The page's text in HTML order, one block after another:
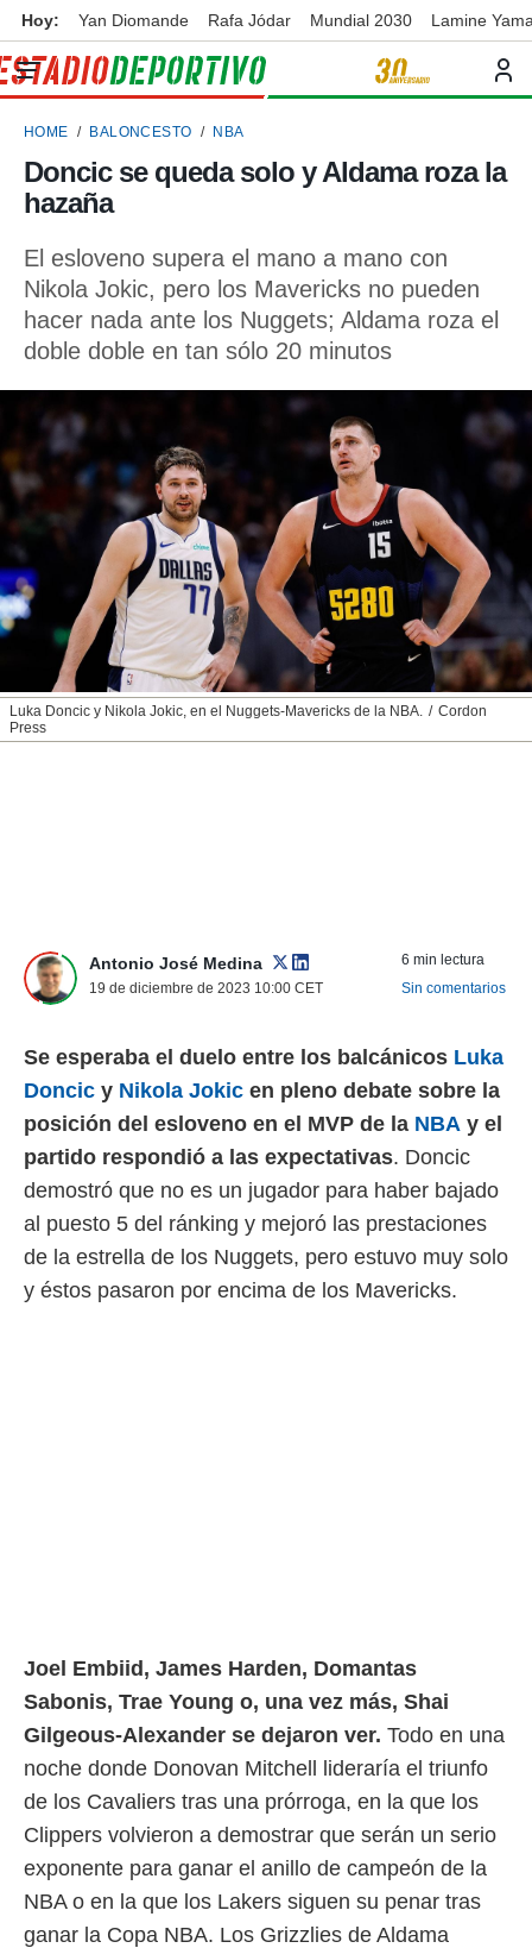
de
por
para
la
calidad.
a este
las
y
forma
basada
permite
seguir
contenido
coste.
botón
como
perfil
en
nuestra
y
de
te
sean
el sitio
para
ni para
o
ACEPTAR
Y
CONTINUAR
CONFIGURAR
RECHAZAR
Hoy: Yan Diomande Rafa Jódar Mundial 2030 Lamine
HOME BALONCESTO NBA
Doncic se queda solo y Aldama roza la
hazaña
El esloveno supera el mano a mano con
Nikola Jokic, pero los Mavericks no pueden
hacer nada ante los Nuggets; Aldama roza el
doble doble en tan sólo 20 minutos
Luka Doncic y Nikola Jokic, en el Nuggets-Mavericks de la NBA.
Cordon
Press
Antonio José Medina
19 de diciembre de 2023 10:00 CET
6 min lectura
Sin comentarios
Se esperaba el duelo entre los balcánicos Luka
Doncic y Nikola Jokic en pleno debate sobre la
posición del esloveno en el MVP de la NBA y el
partido respondió a las expectativas. Doncic
demostró que no es un jugador para haber bajado
al puesto 5 del ránking y mejoró las prestaciones
de la estrella de los Nuggets, pero estuvo muy solo
y éstos pasaron por encima de los Mavericks.
Joel Embiid, James Harden, Domantas
Sabonis, Trae Young o, una vez más, Shai
Gilgeous-Alexander se dejaron ver. Todo en una
noche donde Donovan Mitchell lideraría el triunfo
de los Cavaliers tras una prórroga, en la que los
Clippers volvieron a demostrar que serán un serio
exponente para ganar el anillo de campeón de la
NBA o en la que los Lakers siguen su penar tras
ganar la Copa NBA. Los Grizzlies de Aldama